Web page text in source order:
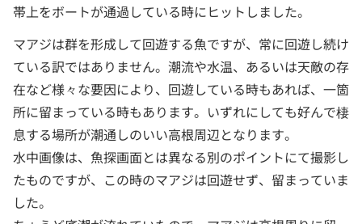
帯上をボートが通過している時にヒットしました。
マアジは群を形成して回遊する魚ですが、常に回遊し続け
ている訳ではありません。潮流や水温、あるいは天敵の存
在など様々な要因により、回遊している時もあれば、一箇
所に留まっている時もあります。いずれにしても好んで棲
息する場所が潮通しのいい高根周辺となります。
水中画像は、魚探画面とは異なる別のポイントにて撮影し
たものですが、この時のマアジは回遊せず、留まっていま
した。